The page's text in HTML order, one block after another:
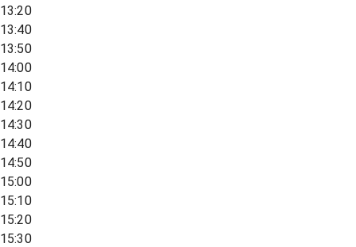
13:20
13:40
13:50
14:00
14:10
14:20
14:30
14:40
14:50
15:00
15:10
15:20
15:30